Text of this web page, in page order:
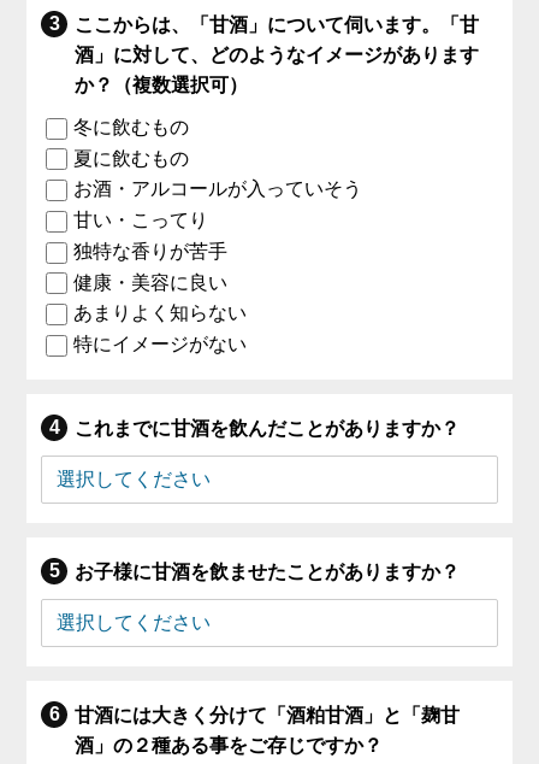
ここからは、「甘酒」について伺います。「甘
酒」に対して、どのようなイメージがあります
か？（複数選択可）
冬に飲むもの
夏に飲むもの
お酒・アルコールが入っていそう
甘い・こってり
独特な香りが苦手
健康・美容に良い
あまりよく知らない
特にイメージがない
これまでに甘酒を飲んだことがありますか？
お子様に甘酒を飲ませたことがありますか？
甘酒には大きく分けて「酒粕甘酒」と「麹甘
酒」の２種ある事をご存じですか？